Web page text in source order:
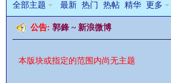
全部主题 最新 热门 热帖 精华 更多
公告: 郭鋒 ~ 新浪微博
本版块或指定的范围内尚无主题